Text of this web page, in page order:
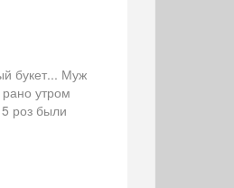
букет... Муж
рано утром
роз были